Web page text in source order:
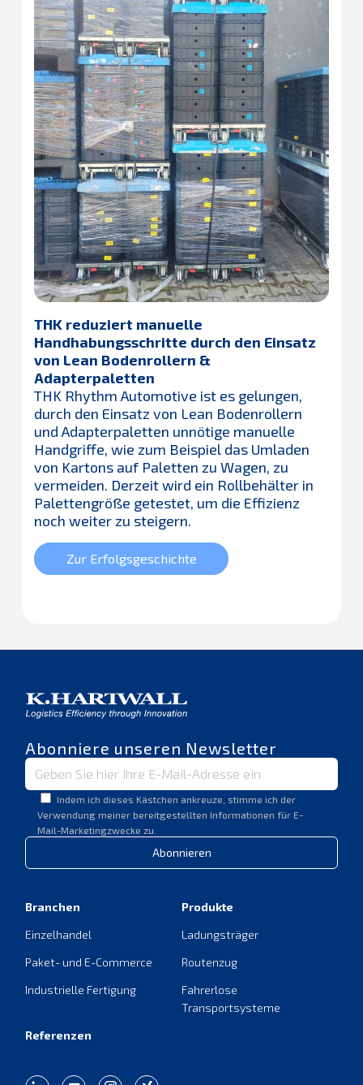
THK reduziert manuelle
Handhabungsschritte durch den Einsatz
von Lean Bodenrollern &
Adapterpaletten
THK Rhythm Automotive ist es gelungen,
durch den Einsatz von Lean Bodenrollern
und Adapterpaletten unnötige manuelle
Handgriffe, wie zum Beispiel das Umladen
von Kartons auf Paletten zu Wagen, zu
vermeiden. Derzeit wird ein Rollbehälter in
Palettengröße getestet, um die Effizienz
noch weiter zu steigern.
Zur Erfolgsgeschichte
Abonniere unseren Newsletter
Indem ich dieses Kästchen ankreuze, stimme ich der
Verwendung meiner bereitgestellten Informationen für E-
Mail-Marketingzwecke zu.
Abonnieren
Branchen
Einzelhandel
Paket- und E-Commerce
Industrielle Fertigung
Produkte
Ladungsträger
Routenzug
Fahrerlose
Transportsysteme
Referenzen